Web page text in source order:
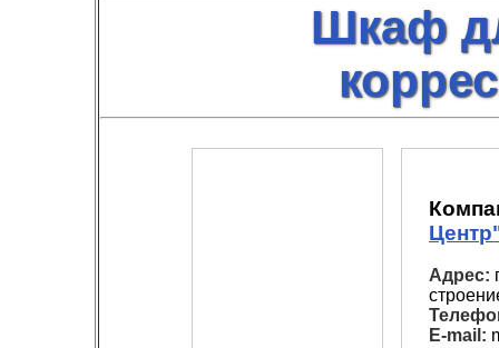
Шкаф
Адрес:
E-mail: